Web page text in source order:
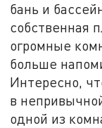
бань и
собственная
огромные
больше
Интересно,
в
одной из